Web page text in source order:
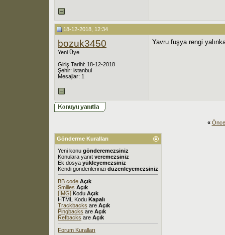
18-12-2018, 12:34
bozuk3450
Yeni Üye
Giriş Tarihi: 18-12-2018
Şehir: istanbul
Mesajlar: 1
Yavru fuşya rengi
«
Gönderme Kuralları
Yeni konu gönderemezsiniz
Konulara yanıt veremezsiniz
Ek dosya yükleyemezsiniz
Kendi gönderilerinizi düzenleyemezsiniz
BB code Açık
Smilies Açık
[IMG] Kodu Açık
HTML Kodu Kapalı
Trackbacks are Açık
Pingbacks are Açık
Refbacks are Açık
Forum Kuralları